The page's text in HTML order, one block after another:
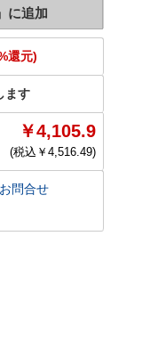
還元)
ます
￥4,105.9
(税込￥ 4,516.49)
問合せ